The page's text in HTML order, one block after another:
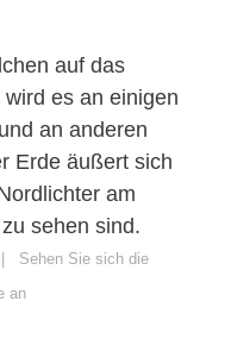
auf das
es an einigen
an anderen
Erde äußert sich
am
sehen sind.
Sehen Sie sich die
an